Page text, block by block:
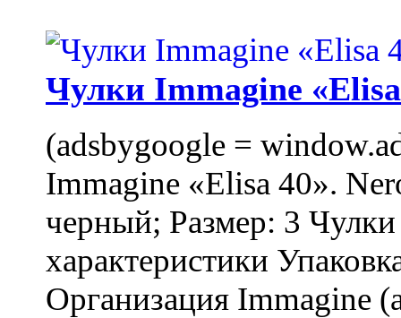
Чулки Immagine
(adsbygoogle =
Immagine «Elisa 40».
черный; Размер: 3
характеристики
Организация Immagine